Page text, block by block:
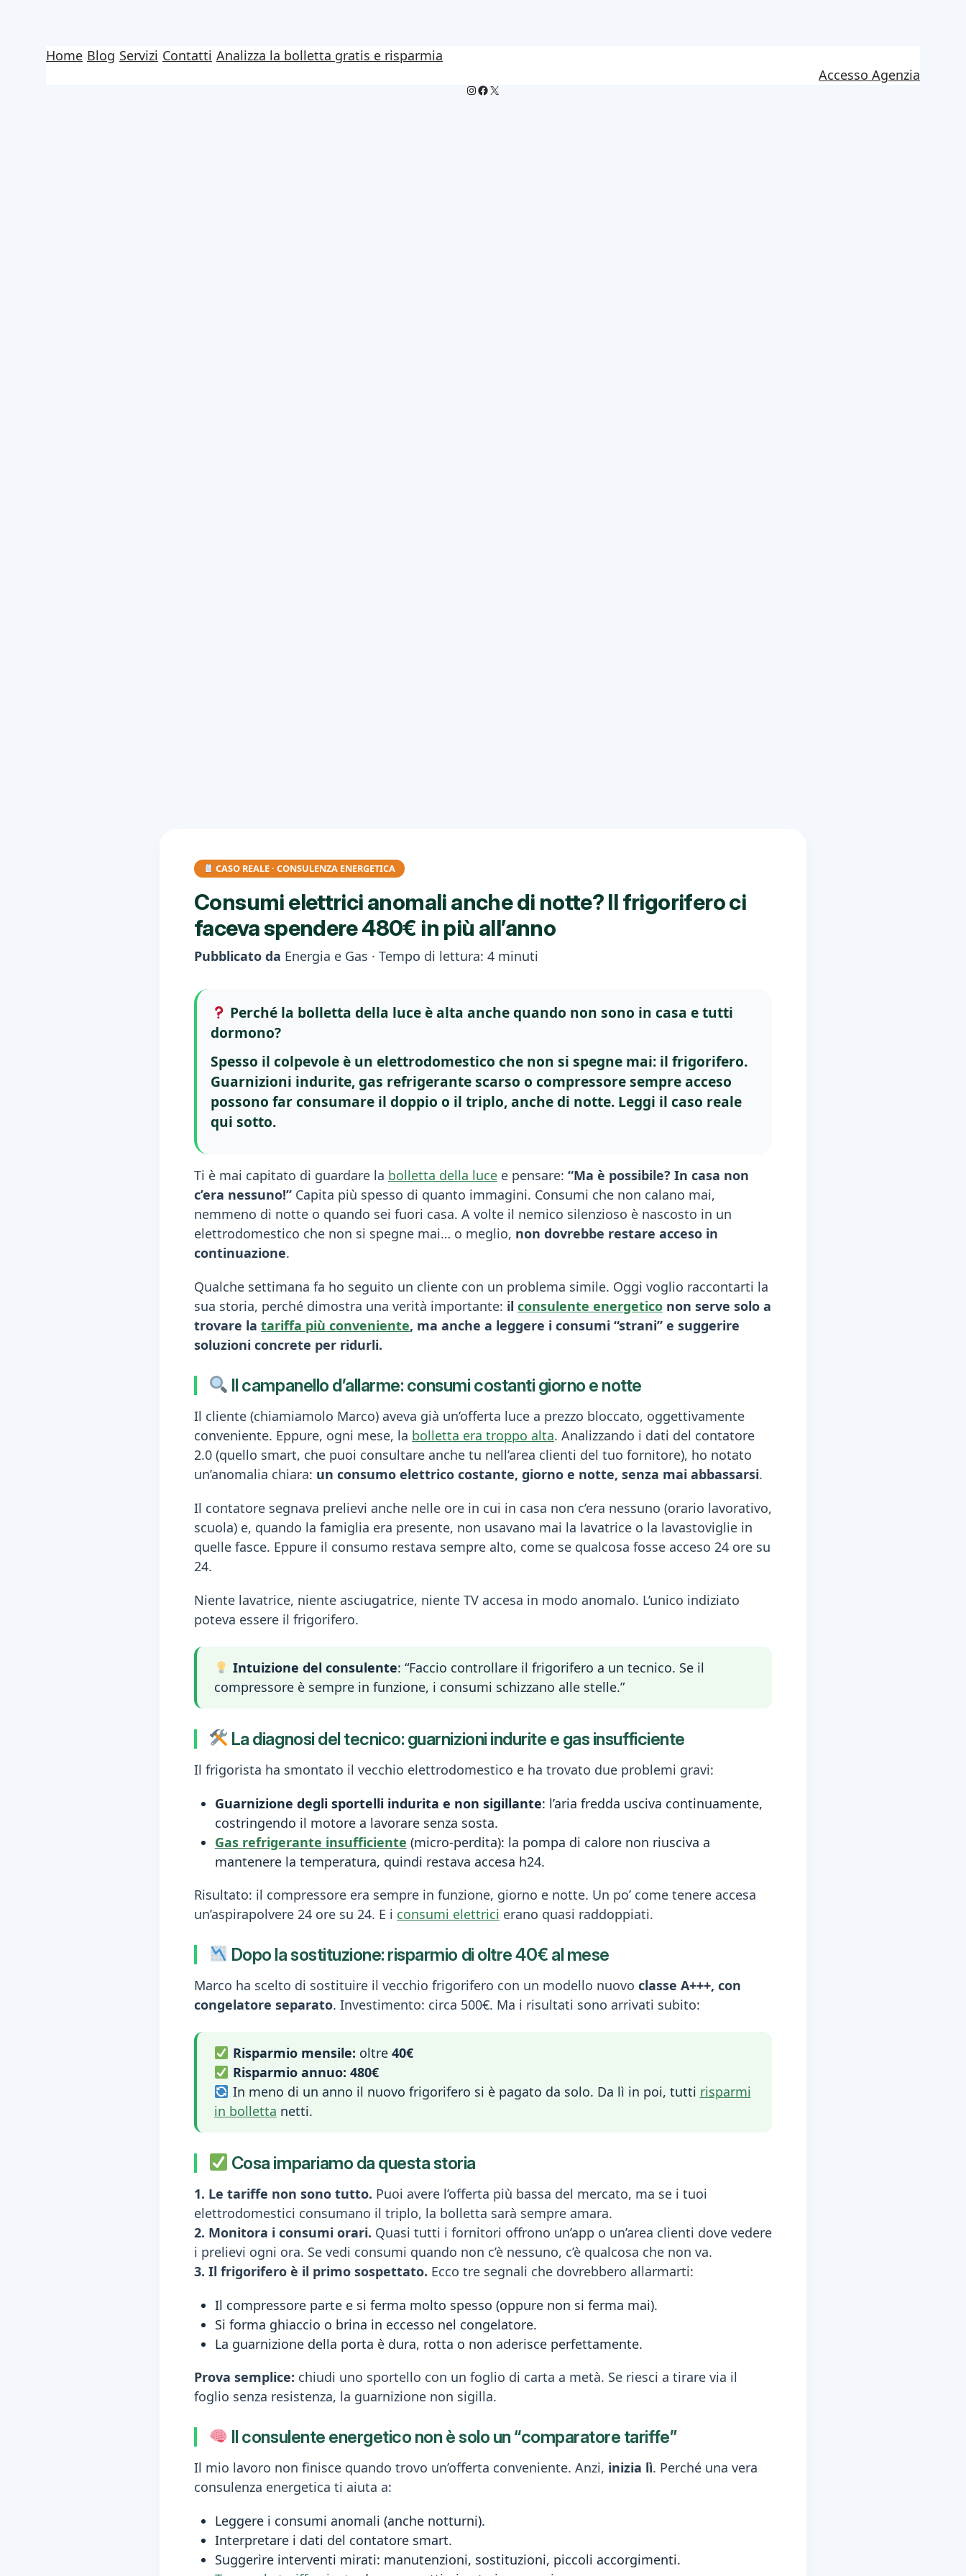
Home Blog Servizi Contatti Analizza la bolletta gratis e risparmia
Accesso Agenzia
Instagram
Facebook
X
CASO REALE · CONSULENZA ENERGETICA
Consumi elettrici anomali anche di notte? Il frigorifero ci
faceva spendere 480€ in più all’anno
Pubblicato da Energia e Gas · Tempo di lettura: 4 minuti
Perché la bolletta della luce è alta anche quando non sono in casa e tutti
dormono?
Spesso il colpevole è un elettrodomestico che non si spegne mai: il frigorifero.
Guarnizioni indurite, gas refrigerante scarso o compressore sempre acceso
possono far consumare il doppio o il triplo, anche di notte. Leggi il caso reale
qui sotto.
Ti è mai capitato di guardare la bolletta della luce e pensare: “Ma è possibile? In casa non
c’era nessuno!” Capita più spesso di quanto immagini. Consumi che non calano mai,
nemmeno di notte o quando sei fuori casa. A volte il nemico silenzioso è nascosto in un
elettrodomestico che non si spegne mai… o meglio, non dovrebbe restare acceso in
continuazione.
Qualche settimana fa ho seguito un cliente con un problema simile. Oggi voglio raccontarti la
sua storia, perché dimostra una verità importante: il consulente energetico non serve solo a
trovare la tariffa più conveniente, ma anche a leggere i consumi “strani” e suggerire
soluzioni concrete per ridurli.
Il campanello d’allarme: consumi costanti giorno e notte
Il cliente (chiamiamolo Marco) aveva già un’offerta luce a prezzo bloccato, oggettivamente
conveniente. Eppure, ogni mese, la bolletta era troppo alta. Analizzando i dati del contatore
2.0 (quello smart, che puoi consultare anche tu nell’area clienti del tuo fornitore), ho notato
un’anomalia chiara: un consumo elettrico costante, giorno e notte, senza mai abbassarsi.
Il contatore segnava prelievi anche nelle ore in cui in casa non c’era nessuno (orario lavorativo,
scuola) e, quando la famiglia era presente, non usavano mai la lavatrice o la lavastoviglie in
quelle fasce. Eppure il consumo restava sempre alto, come se qualcosa fosse acceso 24 ore su
24.
Niente lavatrice, niente asciugatrice, niente TV accesa in modo anomalo. L’unico indiziato
poteva essere il frigorifero.
Intuizione del consulente: “Faccio controllare il frigorifero a un tecnico. Se il
compressore è sempre in funzione, i consumi schizzano alle stelle.”
La diagnosi del tecnico: guarnizioni indurite e gas insufficiente
Il frigorista ha smontato il vecchio elettrodomestico e ha trovato due problemi gravi:
Guarnizione degli sportelli indurita e non sigillante: l’aria fredda usciva continuamente,
costringendo il motore a lavorare senza sosta.
Gas refrigerante insufficiente (micro-perdita): la pompa di calore non riusciva a
mantenere la temperatura, quindi restava accesa h24.
Risultato: il compressore era sempre in funzione, giorno e notte. Un po’ come tenere accesa
un’aspirapolvere 24 ore su 24. E i consumi elettrici erano quasi raddoppiati.
Dopo la sostituzione: risparmio di oltre 40€ al mese
Marco ha scelto di sostituire il vecchio frigorifero con un modello nuovo classe A+++, con
congelatore separato. Investimento: circa 500€. Ma i risultati sono arrivati subito:
Risparmio mensile: oltre 40€
Risparmio annuo: 480€
In meno di un anno il nuovo frigorifero si è pagato da solo. Da lì in poi, tutti risparmi
in bolletta netti.
Cosa impariamo da questa storia
1. Le tariffe non sono tutto. Puoi avere l’offerta più bassa del mercato, ma se i tuoi
elettrodomestici consumano il triplo, la bolletta sarà sempre amara.
2. Monitora i consumi orari. Quasi tutti i fornitori offrono un’app o un’area clienti dove vedere
i prelievi ogni ora. Se vedi consumi quando non c’è nessuno, c’è qualcosa che non va.
3. Il frigorifero è il primo sospettato. Ecco tre segnali che dovrebbero allarmarti:
Il compressore parte e si ferma molto spesso (oppure non si ferma mai).
Si forma ghiaccio o brina in eccesso nel congelatore.
La guarnizione della porta è dura, rotta o non aderisce perfettamente.
Prova semplice: chiudi uno sportello con un foglio di carta a metà. Se riesci a tirare via il
foglio senza resistenza, la guarnizione non sigilla.
Il consulente energetico non è solo un “comparatore tariffe”
Il mio lavoro non finisce quando trovo un’offerta conveniente. Anzi, inizia lì. Perché una vera
consulenza energetica ti aiuta a:
Leggere i consumi anomali (anche notturni).
Interpretare i dati del contatore smart.
Suggerire interventi mirati: manutenzioni, sostituzioni, piccoli accorgimenti.